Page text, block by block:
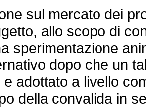
sul mercato dei
allo scopo di
sperimentazione
dopo che un
adottato a livello
della convalida in